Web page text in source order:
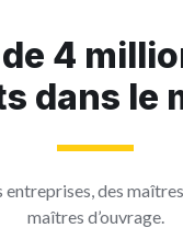
4
dans le
entreprises, des
maîtres d’ouvrage.